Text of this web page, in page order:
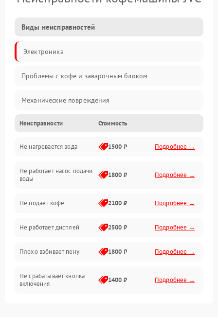
Виды неисправностей
Электроника
Проблемы с кофе и заварочным блоком
Механические повреждения
Прочие неисправности
Включение и работа
Проблемы с водой
Проблемы с капучинатором и паром
Управление и электроника
Программное обеспечение
Неисправности Стоимость
Не нагревается вода 1500 ₽ Подробнее →
Не работает насос подачи
воды
1800 ₽ Подробнее →
Не подает кофе 2100 ₽ Подробнее →
Не работает дисплей 2500 ₽ Подробнее →
Плохо взбивает пену 1800 ₽ Подробнее →
Не срабатывает кнопка
включения
1400 ₽ Подробнее →